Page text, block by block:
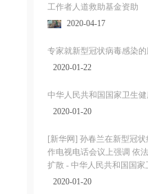
工作者人道救助基金资助
2020-04-17
专家就新型冠状病毒感染
2020-01-22
中华人民共和国国家卫生
2020-01-20
[新华网] 孙春兰在新型冠
作电视电话会议上强调 依
扩散 - 中华人民共和国国家
2020-01-20